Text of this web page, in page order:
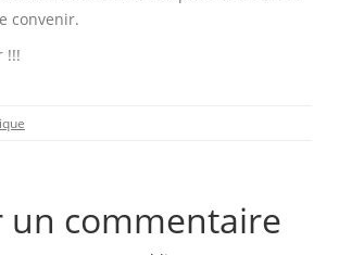
convenir.
!!!
un commentaire